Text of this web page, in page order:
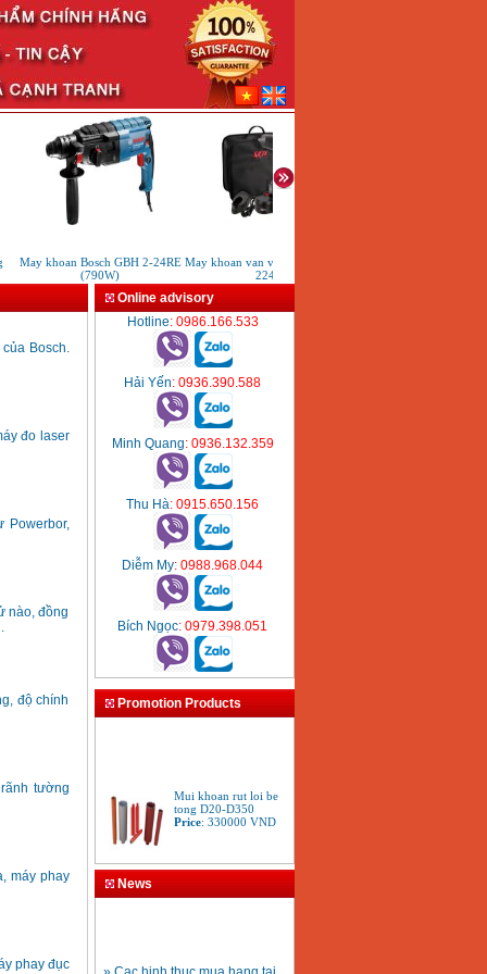
May khoan Bosch GBH 2-24RE
(790W)
May khoan van vit dung Pin Skil
2240
Bosch.
đo laser
Powerbor,
nào, đồng
độ chính
tường
máy phay
phay đục
Online advisory
Hotline: 0986.166.533
Hải Yến: 0936.390.588
Minh Quang: 0936.132.359
Thu Hà: 0915.650.156
Diễm My: 0988.968.044
Bích Ngọc: 0979.398.051
Promotion Products
tong D20-D350
Price:330000VND
News
» Cac hinh thuc mua hang tai